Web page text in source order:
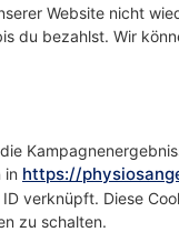
Website nicht
du bezahlst. Wir
in https://
verknüpft. Diese
zu schalten.